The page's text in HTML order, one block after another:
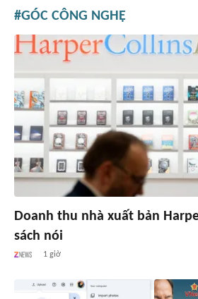
GÓC CÔNG NGHỆ
Doanh thu nhà xuất bản
sách nói
1 giờ